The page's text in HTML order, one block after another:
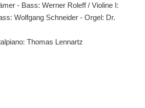
- Bass: Werner Roleff / Violine I:
Wolfgang Schneider - Orgel: Dr.
Thomas Lennartz